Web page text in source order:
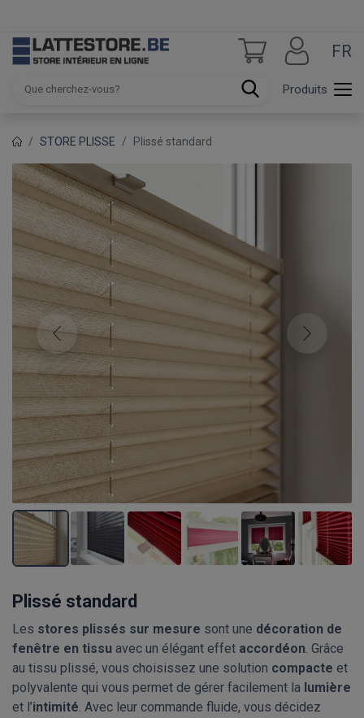
Produits
FR
STORE PLISSE Plissé standard
Plissé standard
Les stores plissés sur mesure sont une décoration de
fenêtre en tissu avec un élégant effet accordéon. Grâce
au tissu plissé, vous choisissez une solution compacte et
polyvalente qui vous permet de gérer facilement la lumière
et l’intimité. Avec leur commande fluide, vous décidez